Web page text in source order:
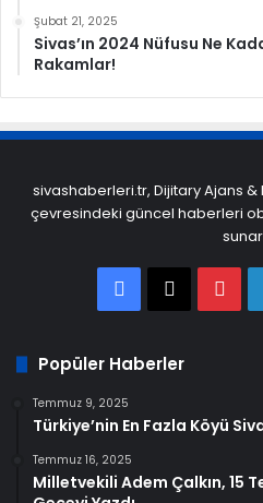
Şubat 21, 2025
Sivas’ın 2024 Nüfusu Ne
Rakamlar!
sivashaberleri.tr, Dijitary Ajans
çevresindeki güncel haberleri
Facebook
X
Popüler Haberler
Temmuz 9, 2025
Türkiye’nin En Fazla Köyü
Temmuz 16, 2025
Milletvekili Adem Çalkın, 15